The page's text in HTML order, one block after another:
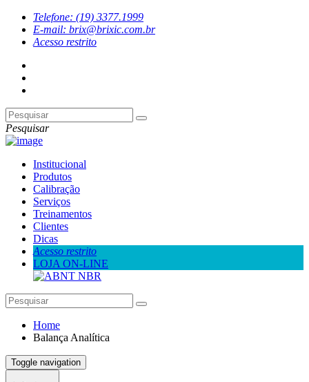
Telefone: (19) 3377.1999
E-mail: brix@brixic.com.br
Acesso restrito
Pesquisar
Institucional
Produtos
Calibração
Serviços
Treinamentos
Clientes
Dicas
Acesso restrito
LOJA ON-LINE
Home
Balança Analítica
Toggle navigation